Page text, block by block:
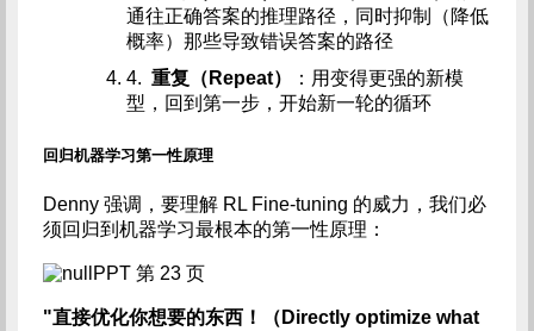
通往正确答案的推理路径，同时抑制（降低
概率）那些导致错误答案的路径
4. 重复（Repeat）
：用变得更强的新模
型，回到第一步，开始新一轮的循环
回归机器学习第一性原理
Denny 强调，要理解 RL Fine-tuning 的威力，我们必
须回归到机器学习最根本的第一性原理：
PPT 第 23 页
"直接优化你想要的东西！（Directly optimize what